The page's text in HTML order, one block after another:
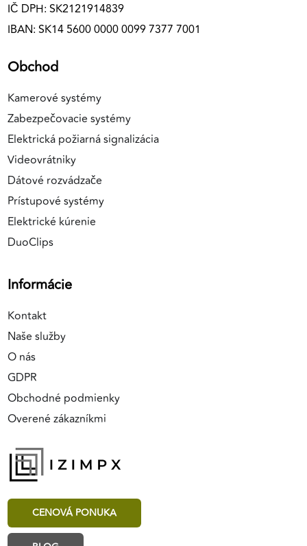
IČ DPH: SK2121914839
IBAN: SK14 5600 0000 0099 7377 7001
Obchod
Kamerové systémy
Zabezpečovacie systémy
Elektrická požiarná signalizácia
Videovrátniky
Dátové rozvádzače
Prístupové systémy
Elektrické kúrenie
DuoClips
Informácie
Kontakt
Naše služby
O nás
GDPR
Obchodné podmienky
Overené zákazníkmi
CENOVÁ PONUKA